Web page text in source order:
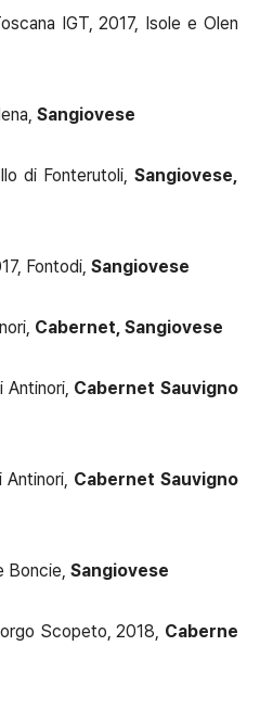
IGT, 2017, Isole e Olen
Sangiovese
di Fonterutoli, Sangiovese,
Fontodi, Sangiovese
Cabernet, Sangiovese
Antinori, Cabernet Sauvigno
Antinori, Cabernet Sauvigno
Boncie, Sangiovese
Scopeto, 2018, Caberne